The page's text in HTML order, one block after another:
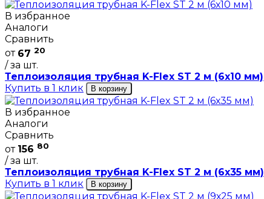
В избранное
Аналоги
Сравнить
от 67 20
/ за шт.
Теплоизоляция трубная K-Flex ST 2 м (6х10 мм)
Купить в 1 клик
В корзину
В избранное
Аналоги
Сравнить
от 156 80
/ за шт.
Теплоизоляция трубная K-Flex ST 2 м (6х35 мм)
Купить в 1 клик
В корзину